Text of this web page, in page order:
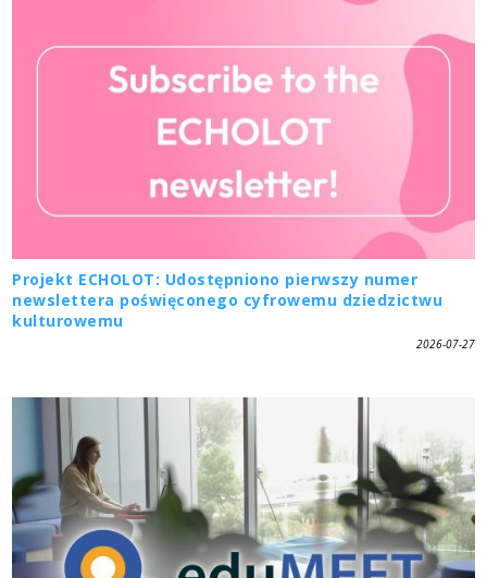
Projekt ECHOLOT: Udostępniono pierwszy numer
newslettera poświęconego cyfrowemu dziedzictwu
kulturowemu
2026-07-27